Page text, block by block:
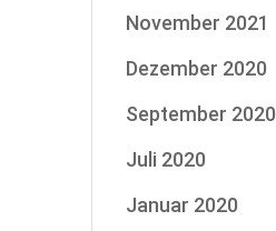
November 2021
Dezember 2020
September 2020
Juli 2020
Januar 2020